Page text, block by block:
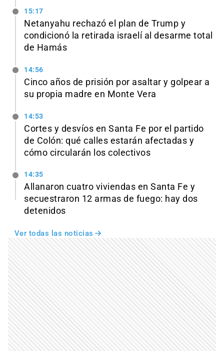
15:17
Netanyahu rechazó el plan de Trump y
condicionó la retirada israelí al desarme total
de Hamás
14:56
Cinco años de prisión por asaltar y golpear a
su propia madre en Monte Vera
14:53
Cortes y desvíos en Santa Fe por el partido
de Colón: qué calles estarán afectadas y
cómo circularán los colectivos
14:35
Allanaron cuatro viviendas en Santa Fe y
secuestraron 12 armas de fuego: hay dos
detenidos
Ver todas las noticias